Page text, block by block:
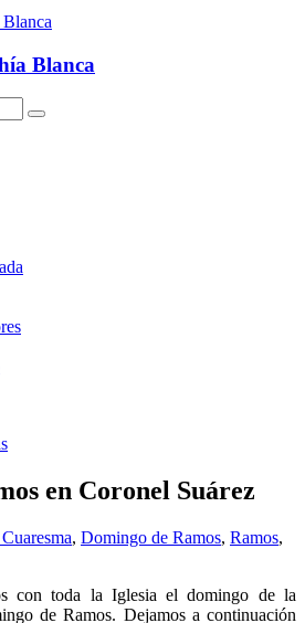
Blanca
en Coronel Suárez
Cuaresma, Domingo de Ramos, Ramos,
con toda la Iglesia el domingo de la
de Ramos. Dejamos a continuación